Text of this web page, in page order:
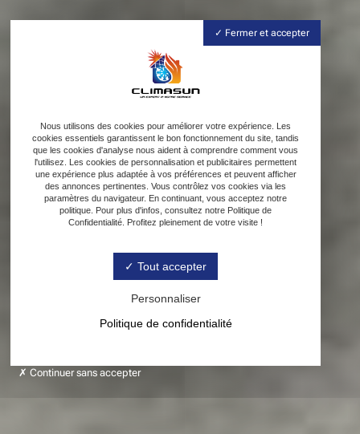
Fermer et accepter
Nous utilisons des cookies pour améliorer votre expérience. Les
cookies essentiels garantissent le bon fonctionnement du site, tandis
que les cookies d'analyse nous aident à comprendre comment vous
l'utilisez. Les cookies de personnalisation et publicitaires permettent
une expérience plus adaptée à vos préférences et peuvent afficher
des annonces pertinentes. Vous contrôlez vos cookies via les
paramètres du navigateur. En continuant, vous acceptez notre
politique. Pour plus d'infos, consultez notre Politique de
Confidentialité. Profitez pleinement de votre visite !
Tout accepter
Personnaliser
Politique de confidentialité
Continuer sans accepter